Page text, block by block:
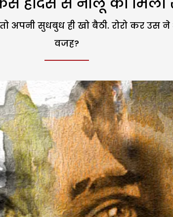
सुधबुध ही खो बैठी. रोरो कर उस
वजह?